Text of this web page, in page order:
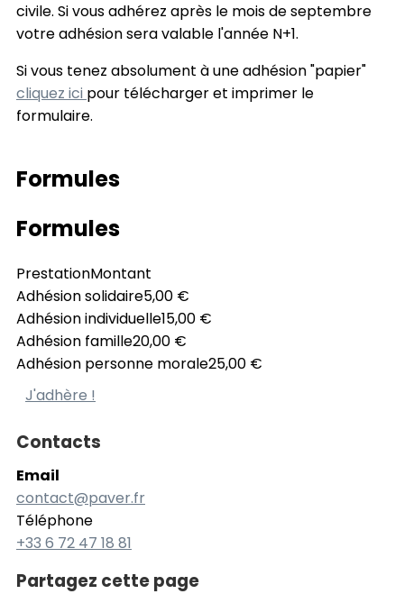
civile. Si vous adhérez après le mois de septembre
votre adhésion sera valable l'année N+1.
Si vous tenez absolument à une adhésion "papier"
cliquez ici pour télécharger et imprimer le
formulaire.
Formules
Formules
PrestationMontant
Adhésion solidaire5,00 €
Adhésion individuelle15,00 €
Adhésion famille20,00 €
Adhésion personne morale25,00 €
J'adhère !
Contacts
Email
contact@paver.fr
Téléphone
+33 6 72 47 18 81
Partagez cette page